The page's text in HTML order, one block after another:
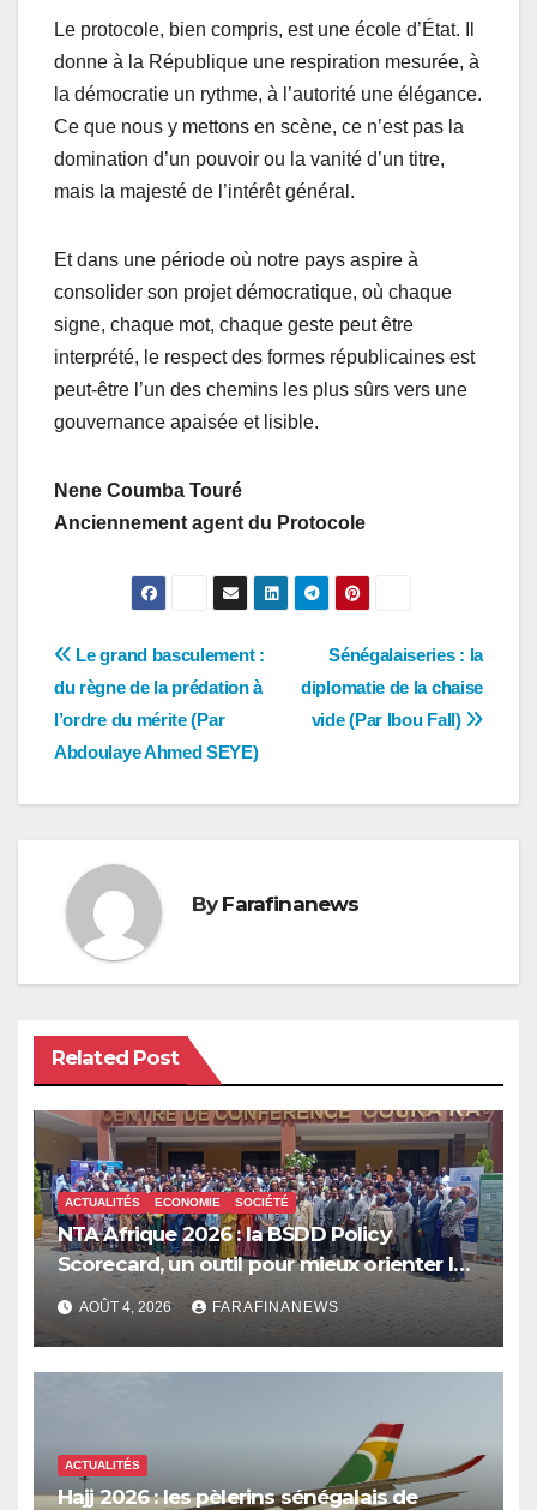
Le protocole, bien compris, est une école d’État. Il
donne à la République une respiration mesurée, à
la démocratie un rythme, à l’autorité une élégance.
Ce que nous y mettons en scène, ce n’est pas la
domination d’un pouvoir ou la vanité d’un titre,
mais la majesté de l’intérêt général.
Et dans une période où notre pays aspire à
consolider son projet démocratique, où chaque
signe, chaque mot, chaque geste peut être
interprété, le respect des formes républicaines est
peut-être l’un des chemins les plus sûrs vers une
gouvernance apaisée et lisible.
Nene Coumba Touré
Anciennement agent du Protocole
Navigation
de
l’article
Sénégalaiseries : la
diplomatie de la chaise
vide (Par Ibou Fall)
Le grand basculement :
du règne de la prédation à
l’ordre du mérite (Par
Abdoulaye Ahmed SEYE)
By Farafinanews
Related Post
ACTUALITÉS ECONOMIE SOCIÉTÉ
NTA Afrique 2026 : la BSDD Policy
Scorecard, un outil pour mieux orienter les
dépenses publiques
AOÛT 4, 2026 FARAFINANEWS
ACTUALITÉS
Hajj 2026 : les pèlerins sénégalais de